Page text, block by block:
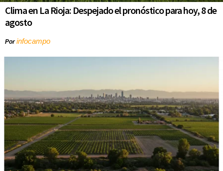
Clima en La Rioja: Despejado el pronóstico para hoy, 8 de
agosto
Porinfocampo